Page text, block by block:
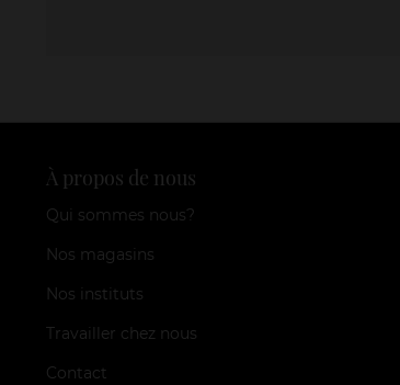
À propos de nous
Qui sommes nous?
Nos magasins
Nos instituts
Travailler chez nous
Contact